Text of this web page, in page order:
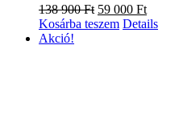
138 900Ft Original
price
59 000 FtCurrent
price
Kosárba teszem Details
Akció!